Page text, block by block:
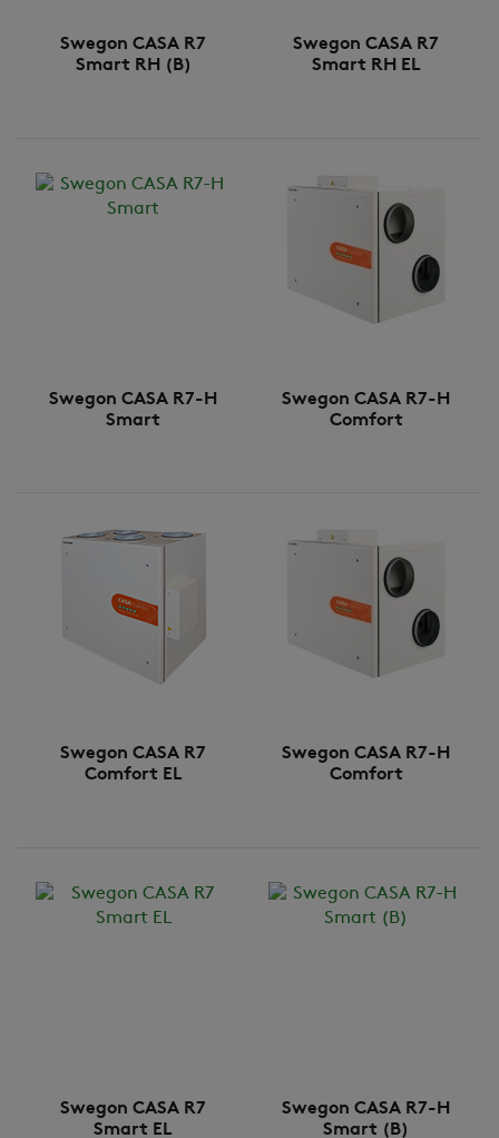
Swegon CASA R7
Smart RH (B)
Swegon CASA R7
Smart RH EL
Swegon CASA R7-H
Smart
Swegon CASA R7-H
Comfort
Swegon CASA R7
Comfort EL
Swegon CASA R7-H
Comfort
Swegon CASA R7
Smart EL
Swegon CASA R7-H
Smart (B)